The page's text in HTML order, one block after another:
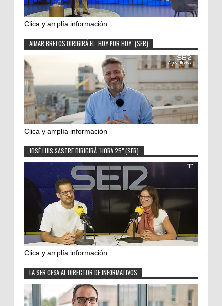
Clica y amplía información
AIMAR BRETOS DIRIGIRÁ EL "HOY POR HOY" (SER)
Clica y amplía información
JOSÉ LUIS SASTRE DIRIGIRÁ "HORA 25" (SER)
Clica y amplía información
LA SER CESA AL DIRECTOR DE INFORMATIVOS